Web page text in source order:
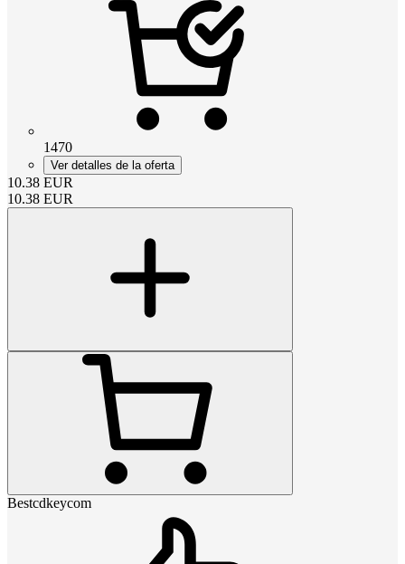
1470
Ver detalles de la oferta
10.38 EUR
10.38 EUR
Bestcdkeycom